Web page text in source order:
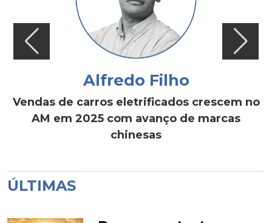
Alfredo Filho
Vendas de carros eletrificados crescem no
AM em 2025 com avanço de marcas
chinesas
ÚLTIMAS